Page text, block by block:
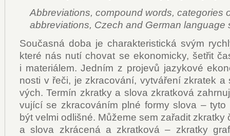
Abbreviations, compound words, categories
abbreviations, Czech and German language
Sou­čas­ná do­ba je cha­rak­te­ris­tic­ká svým
kte­ré nás nu­tí cho­vat se eko­no­mic­ky, še­t­řit
i ma­te­ri­á­lem. Jed­ním z pro­je­vů ja­zy­ko­vé
nos­ti v ře­či, je zkra­co­vá­ní, vy­tvá­ře­ní zkra­tek
vých. Ter­mín zkrat­ky a slo­va zkrat­ko­vá
vu­jí­cí se zkra­co­vá­ním pl­né for­my slo­va – ty­to
být vel­mi od­liš­né. Mů­že­me sem za­řa­dit zkrat­ky
a slo­va zkrá­ce­ná a zkrat­ko­vá – zkrat­ky